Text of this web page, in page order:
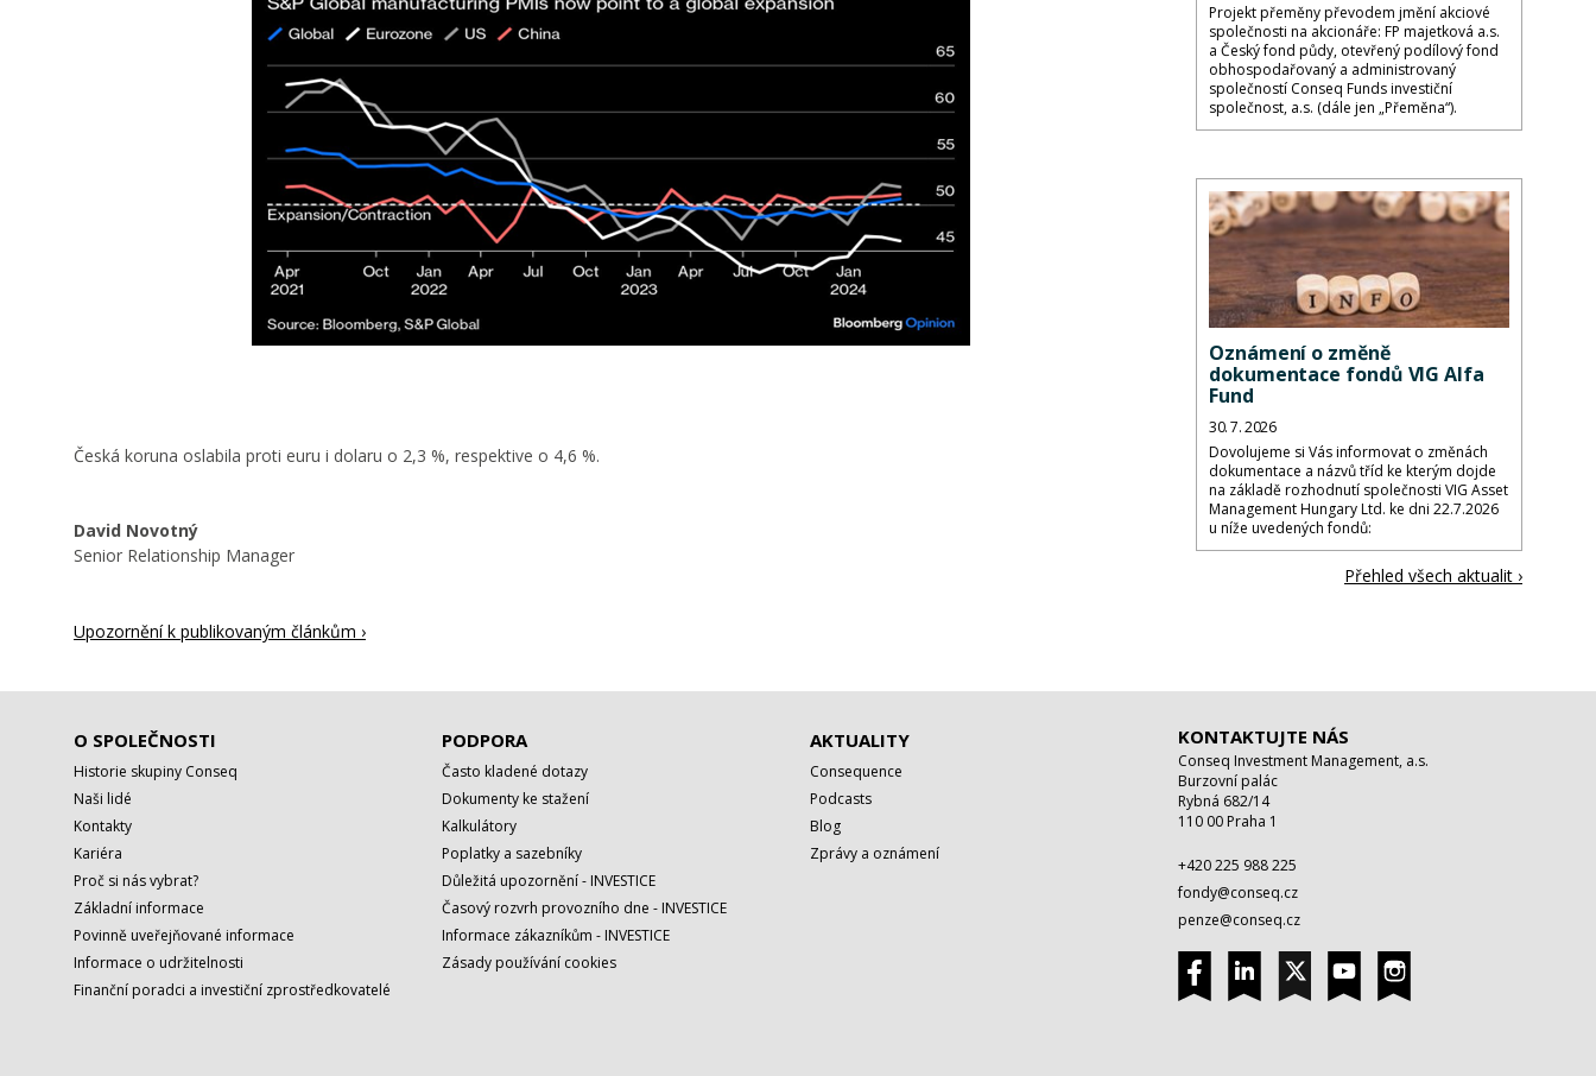
Česká koruna oslabila proti euru i dolaru o 2,3 %, respektive o 4,6 %.
David Novotný
Senior Relationship Manager
Upozornění k publikovaným článkům ›
Projekt přeměny převodem jmění akciové
společnosti na akcionáře: FP majetková a.s.
a Český fond půdy, otevřený podílový fond
obhospodařovaný a administrovaný
společností Conseq Funds investiční
společnost, a.s. (dále jen „Přeměna“).
Oznámení o změně
dokumentace fondů VIG Alfa
Fund
30. 7. 2026
Dovolujeme si Vás informovat o změnách
dokumentace a názvů tříd ke kterým dojde
na základě rozhodnutí společnosti VIG Asset
Management Hungary Ltd. ke dni 22.7.2026
u níže uvedených fondů:
Přehled všech aktualit ›
O SPOLEČNOSTI
Historie skupiny Conseq
Naši lidé
Kontakty
Kariéra
Proč si nás vybrat?
Základní informace
Povinně uveřejňované informace
Informace o udržitelnosti
Finanční poradci a investiční zprostředkovatelé
PODPORA
Často kladené dotazy
Dokumenty ke stažení
Kalkulátory
Poplatky a sazebníky
Důležitá upozornění - INVESTICE
Časový rozvrh provozního dne - INVESTICE
Informace zákazníkům - INVESTICE
Zásady používání cookies
AKTUALITY
Consequence
Podcasts
Blog
Zprávy a oznámení
KONTAKTUJTE NÁS
Conseq Investment Management, a.s.
Burzovní palác
Rybná 682/14
110 00 Praha 1
+420 225 988 225
fondy@conseq.cz
penze@conseq.cz